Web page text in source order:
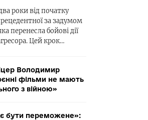
роки від початку
за задумом
перенесла бойові дії
Цей крок…
Володимир
фільми не мають
з війною»
бути переможене»: